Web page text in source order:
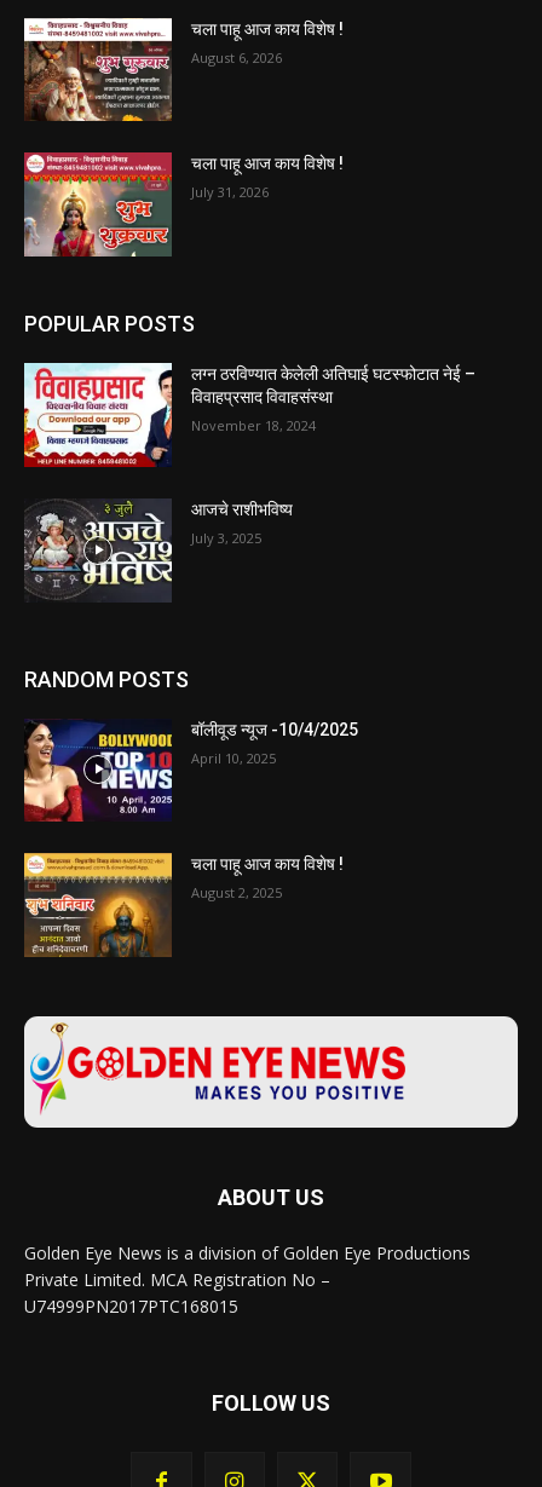
चला पाहू आज काय विशेष !
August 6, 2026
चला पाहू आज काय विशेष !
July 31, 2026
POPULAR POSTS
लग्न ठरविण्यात केलेली अतिघाई घटस्फोटात नेई –
विवाहप्रसाद विवाहसंस्था
November 18, 2024
आजचे राशीभविष्य
July 3, 2025
RANDOM POSTS
बॉलीवूड न्यूज -10/4/2025
April 10, 2025
चला पाहू आज काय विशेष !
August 2, 2025
ABOUT US
Golden Eye News is a division of Golden Eye Productions
Private Limited. MCA Registration No –
U74999PN2017PTC168015
FOLLOW US